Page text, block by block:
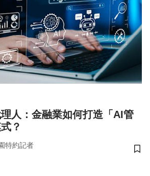
人：金融業如何打造「AI管
？
特約記者
儲